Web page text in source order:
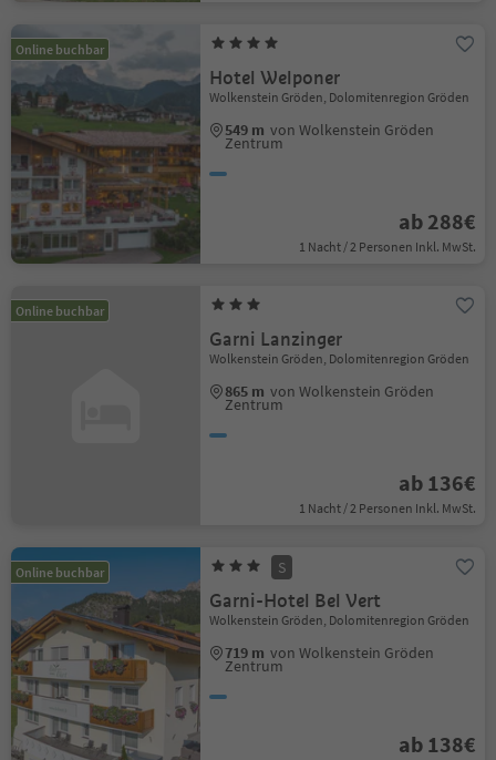
Online buchbar
Hotel Welponer
Wolkenstein Gröden, Dolomitenregion Gröden
549 m von Wolkenstein Gröden
Zentrum
ab 288€
1 Nacht / 2 Personen Inkl. MwSt.
Online buchbar
Garni Lanzinger
Wolkenstein Gröden, Dolomitenregion Gröden
865 m von Wolkenstein Gröden
Zentrum
ab 136€
1 Nacht / 2 Personen Inkl. MwSt.
Online buchbar S
Garni-Hotel Bel Vert
Wolkenstein Gröden, Dolomitenregion Gröden
719 m von Wolkenstein Gröden
Zentrum
ab 138€